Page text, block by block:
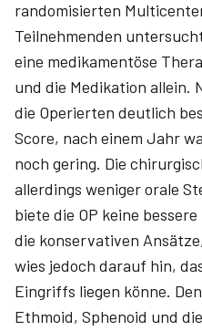
randomisierten
Teilnehmenden
eine medikamentöse
und die Medikation allein.
die Operierten deutlich
Score, nach einem Jahr
noch gering. Die
allerdings weniger orale
biete die OP keine
die konservativen
wies jedoch darauf hin,
Eingriffs liegen könne.
Ethmoid, Sphenoid und